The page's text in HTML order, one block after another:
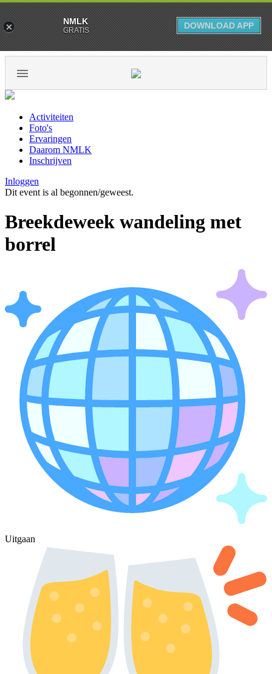
Activiteiten
Foto's
Ervaringen
Daarom NMLK
Inschrijven
Inloggen
Dit event is al begonnen/geweest.
Breekdeweek wandeling met
borrel
Uitgaan
NMLK
GRATIS DOWNLOAD APP